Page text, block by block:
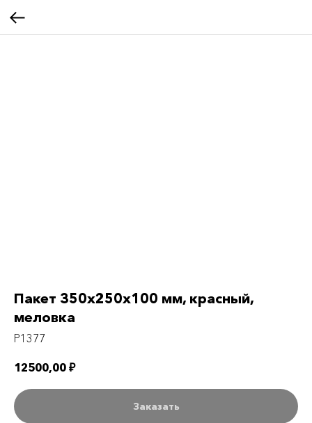
Пакет 350x250x100 мм, красный,
меловка
P1377
12500,00 ₽
Заказать